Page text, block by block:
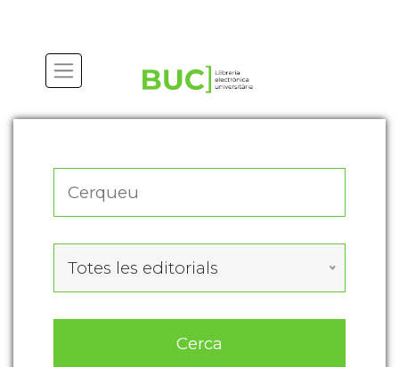
Totes les editorials
Cerca